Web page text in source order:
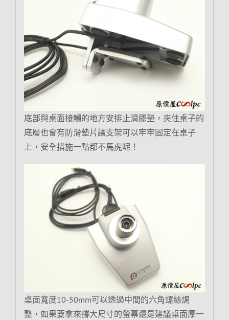
底部與桌面接觸的地方安排止滑膠墊，夾住桌子的
底層也會有防滑墊片讓支架可以牢牢固定在桌子
上，安全措施一點都不馬虎呢！
桌面寬度10-50mm可以透過中間的六角螺絲調
整，如果要拿來撐大尺寸的螢幕還是建議桌面厚一